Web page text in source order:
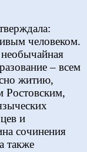
человеком.
– всем
житию,
Ростовским,
и
сочинения
также